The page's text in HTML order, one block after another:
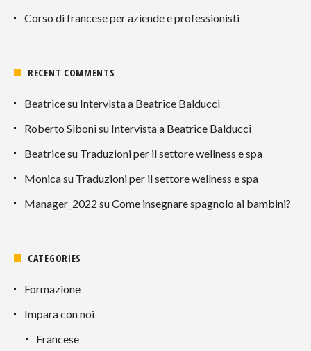
Corso di francese per aziende e professionisti
RECENT COMMENTS
Beatricesu Intervista a Beatrice Balducci
Roberto Sibonisu Intervista a Beatrice Balducci
Beatricesu Traduzioni per il settore wellness e spa
Monicasu Traduzioni per il settore wellness e spa
Manager_2022 suCome insegnare spagnolo ai bambini?
CATEGORIES
Formazione
Impara con noi
Francese